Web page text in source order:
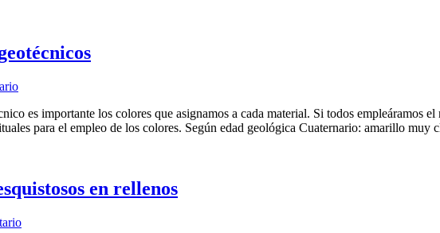
es importante los colores que asignamos a cada material. Si todos empleáramos
para el empleo de los colores. Según edad geológica Cuaternario: amarillo
en rellenos